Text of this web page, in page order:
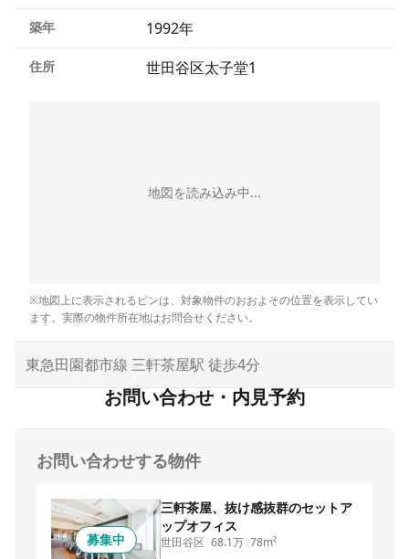
築年 1992年
住所 世田谷区太子堂1
地図を読み込み中...
※地図上に表示されるピンは、対象物件のおおよその位置を表示してい
ます。実際の物件所在地はお問合せください。
東急田園都市線 三軒茶屋駅 徒歩4分
お問い合わせ・内見予約
お問い合わせする物件
募集中
三軒茶屋、抜け感抜群のセットア
ップオフィス
世田谷区 68.1万 78m²